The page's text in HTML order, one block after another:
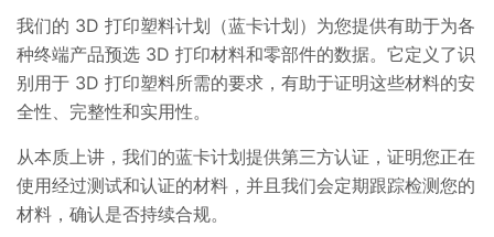
我们的 3D 打印塑料计划（蓝卡计划）为您提供有助于为各
种终端产品预选 3D 打印材料和零部件的数据。它定义了识
别用于 3D 打印塑料所需的要求，有助于证明这些材料的安
全性、完整性和实用性。
从本质上讲，我们的蓝卡计划提供第三方认证，证明您正在
使用经过测试和认证的材料，并且我们会定期跟踪检测您的
材料，确认是否持续合规。